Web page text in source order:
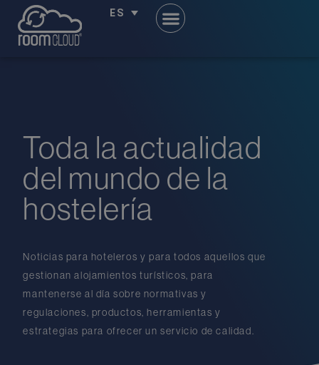
ES
Toda la actualidad
del mundo de la
hostelería
Noticias para hoteleros y para todos aquellos que
gestionan alojamientos turísticos, para
mantenerse al día sobre normativas y
regulaciones, productos, herramientas y
estrategias para ofrecer un servicio de calidad.